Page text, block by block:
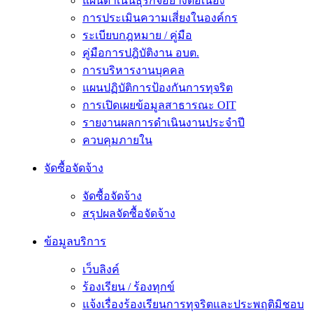
การประเมินความเสี่ยงในองค์กร
ระเบียบกฎหมาย / คู่มือ
คู่มือการปฎิบัติงาน อบต.
การบริหารงานบุคคล
แผนปฏิบัติการป้องกันการทุจริต
การเปิดเผยข้อมูลสาธารณะ OIT
รายงานผลการดำเนินงานประจำปี
ควบคุมภายใน
จัดซื้อจัดจ้าง
จัดซื้อจัดจ้าง
สรุปผลจัดซื้อจัดจ้าง
ข้อมูลบริการ
เว็บลิงค์
ร้องเรียน / ร้องทุกข์
แจ้งเรื่องร้องเรียนการทุจริตและประพฤติมิชอบ